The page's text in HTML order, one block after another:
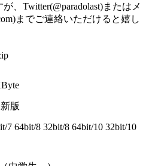
、Twitter(@paradolast)またはメ
までご連絡いただけると嬉し
版
7 64bit/8 32bit/8 64bit/10 32bit/10